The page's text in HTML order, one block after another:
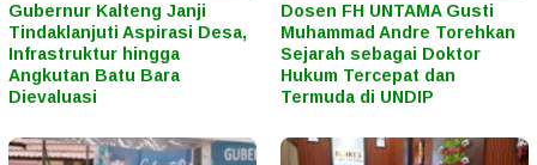
Gubernur Kalteng Janji
Tindaklanjuti Aspirasi Desa,
Infrastruktur hingga
Angkutan Batu Bara
Dievaluasi
Dosen FH UNTAMA Gusti
Muhammad Andre Torehkan
Sejarah sebagai Doktor
Hukum Tercepat dan
Termuda di UNDIP